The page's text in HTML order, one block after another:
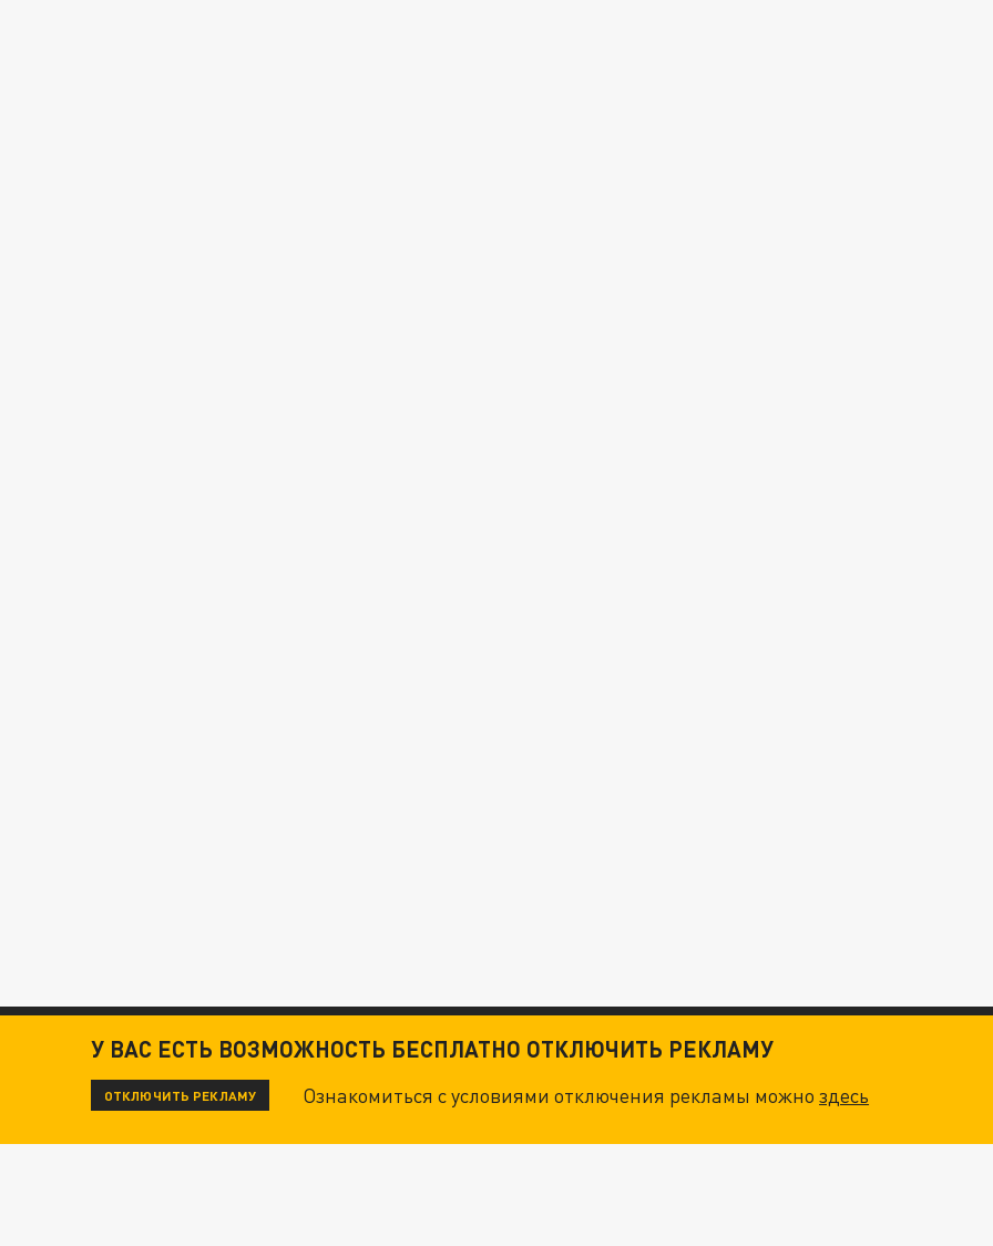
У ВАС ЕСТЬ ВОЗМОЖНОСТЬ БЕСПЛАТНО ОТКЛЮЧИТЬ РЕКЛАМУ
ОТКЛЮЧИТЬ РЕКЛАМУ Ознакомиться с условиями отключения рекламы можноздесь